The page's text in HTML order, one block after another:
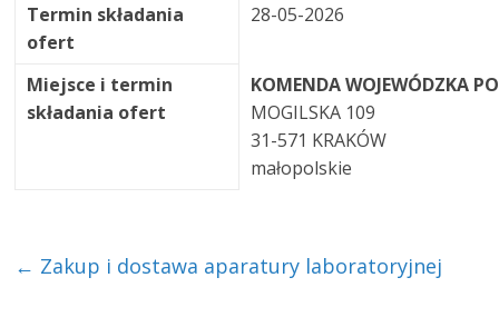
Termin składania
ofert
28-05-2026
Miejsce i termin
składania ofert
KOMENDA WOJEWÓDZKA
MOGILSKA 109
31-571 KRAKÓW
małopolskie
← Zakup i dostawa aparatury laboratoryjnej